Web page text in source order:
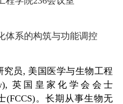
体系的构筑与功能调控
究员, 美国医学与生物工程
英国皇家化学会会士
(FCCS)。长期从事生物无